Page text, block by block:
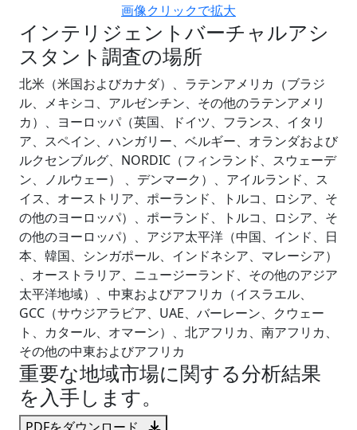
画像クリックで拡大
インテリジェントバーチャルアシ
スタント調査の場所
北米（米国およびカナダ）、ラテンアメリカ（ブラジ
ル、メキシコ、アルゼンチン、その他のラテンアメリ
カ）、ヨーロッパ（英国、ドイツ、フランス、イタリ
ア、スペイン、ハンガリー、ベルギー、オランダおよび
ルクセンブルグ、NORDIC（フィンランド、スウェーデ
ン、ノルウェー） 、デンマーク）、アイルランド、ス
イス、オーストリア、ポーランド、トルコ、ロシア、そ
の他のヨーロッパ）、ポーランド、トルコ、ロシア、そ
の他のヨーロッパ）、アジア太平洋（中国、インド、日
本、韓国、シンガポール、インドネシア、マレーシア）
、オーストラリア、ニュージーランド、その他のアジア
太平洋地域）、中東およびアフリカ（イスラエル、
GCC（サウジアラビア、UAE、バーレーン、クウェー
ト、カタール、オマーン）、北アフリカ、南アフリカ、
その他の中東およびアフリカ
重要な地域市場に関する分析結果
を入手します。
PDFをダウンロード